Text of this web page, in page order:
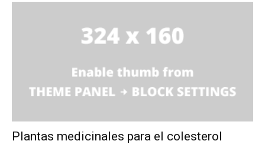
Plantas medicinales para el colesterol